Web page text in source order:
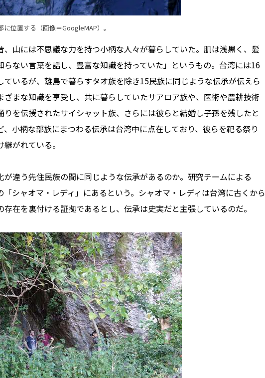
に位置する（画像＝GoogleMAP）。
山には不思議な力を持つ小柄な人々が暮らしていた。肌は浅黒く、髪
らない言葉を話し、豊富な知識を持っていた」というもの。台湾には16
ているが、離島で暮らすタオ族を除き15民族に同じような伝承が伝えら
ざまな知識を享受し、共に暮らしていたサアロア族や、医術や農耕技術
りを伝授されたサイシャット族、さらには彼らと結婚し子孫を残したと
、小柄な部族にまつわる伝承は台湾中に点在しており、彼らを祀る祭り
がれている。
違う先住民族の間に同じような伝承があるのか。研究チームによる
「シャオマ・レディ」にあるという。シャオマ・レディは台湾に古くから
在を裏付ける証拠であるとし、伝承は史実だと主張しているのだ。